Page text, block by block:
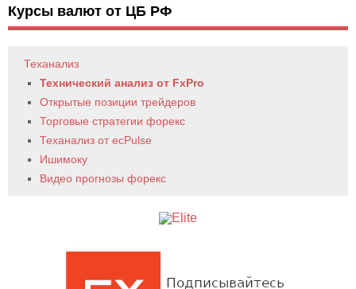
Курсы валют от ЦБ РФ
Теханализ
Технический анализ от FxPro
Открытые позиции трейдеров
Торговые стратегии форекс
Теханализ от ecPulse
Ишимоку
Видео прогнозы форекс